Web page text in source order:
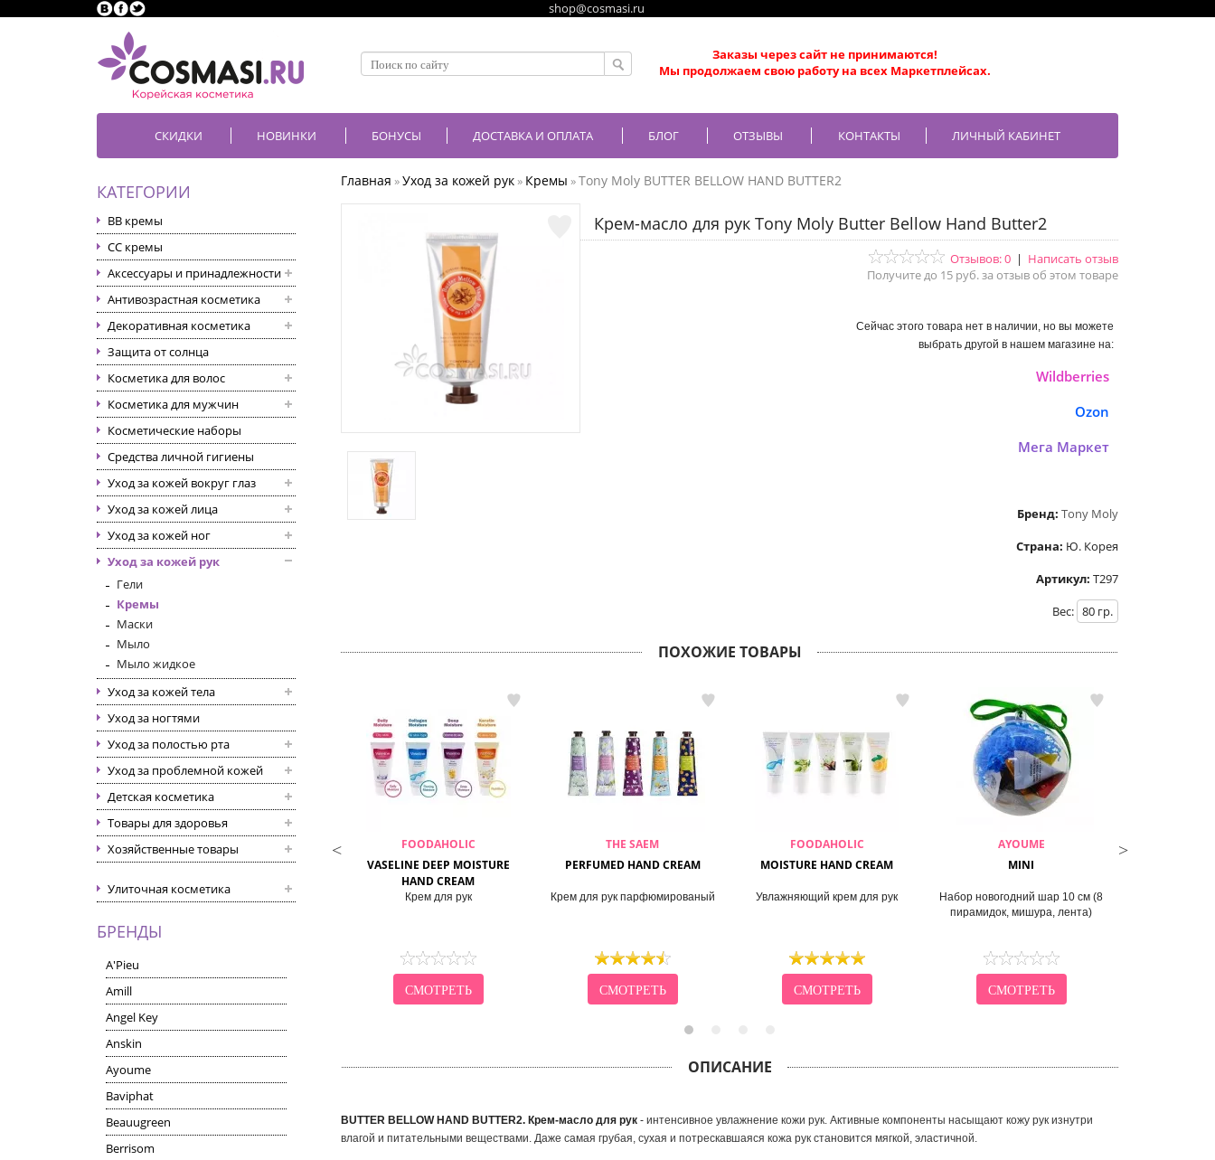
shop@cosmasi.ru
Заказы через сайт не принимаются!
Мы продолжаем свою работу на всех Маркетплейсах.
СКИДКИ НОВИНКИ БОНУСЫ ДОСТАВКА И ОПЛАТА БЛОГ ОТЗЫВЫ КОНТАКТЫ ЛИЧНЫЙ КАБИНЕТ
КАТЕГОРИИ
BB кремы
CC кремы
Аксессуары и принадлежности
Антивозрастная косметика
Декоративная косметика
Защита от солнца
Косметика для волос
Косметика для мужчин
Косметические наборы
Средства личной гигиены
Уход за кожей вокруг глаз
Уход за кожей лица
Уход за кожей ног
Уход за кожей рук
Гели
Кремы
Маски
Мыло
Мыло жидкое
Уход за кожей тела
Уход за ногтями
Уход за полостью рта
Уход за проблемной кожей
Детская косметика
Товары для здоровья
Хозяйственные товары
Улиточная косметика
БРЕНДЫ
A'Pieu
Amill
Angel Key
Anskin
Ayoume
Baviphat
Beauugreen
Berrisom
Главная »Уход за кожей рук » Кремы »Tony Moly BUTTER BELLOW HAND BUTTER2
Крем-масло для рук Tony Moly Butter Bellow Hand Butter2
Отзывов: 0 | Написать отзыв
Получите до 15 руб. за отзыв об этом товаре
Сейчас этого товара нет в наличии, но вы можете
выбрать другой в нашем магазине на:
Wildberries
Ozon
Мега Маркет
Бренд: Tony Moly
Страна: Ю. Корея
Артикул: Т297
Вес: 80 гр.
ПОХОЖИЕ ТОВАРЫ
ESSENCE CREAM
сыворотка для рук
LEBELAGE
WATERFUL HAND CREAM
Крем для рук
FOODAHOLIC
VASELINE DEEP MOISTURE
HAND CREAM
Крем для рук
СМОТРЕТЬ
THE SAEM
PERFUMED HAND CREAM
Крем для рук парфюмированый
СМОТРЕТЬ
FOODAHOLIC
MOISTURE HAND CREAM
Увлажняющий крем для рук
СМОТРЕТЬ
AYOUME
MINI
Набор новогодний шар 10 см (8
пирамидок, мишура, лента)
СМОТРЕТЬ
ОПИСАНИЕ
BUTTER BELLOW HAND BUTTER2. Крем-масло для рук - интенсивное увлажнение кожи рук. Активные компоненты насыщают кожу рук изнутри
влагой и питательными веществами. Даже самая грубая, сухая и потрескавшаяся кожа рук становится мягкой, эластичной.